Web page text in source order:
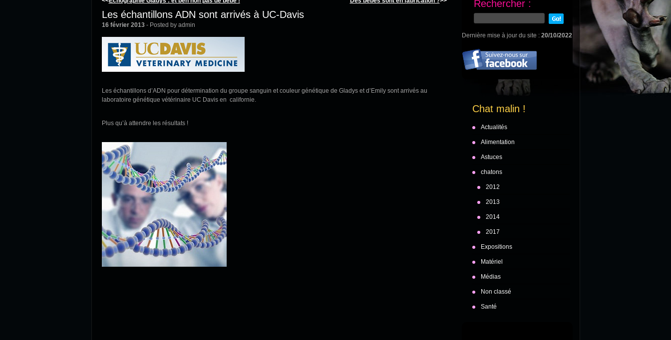
Les échantillons ADN sont arrivés à UC-Davis
16 février 2013- Posted by admin
Les échantillons d’ADN pour détermination du groupe sanguin et couleur génétique de Gladys et d’Emily sont arrivés au
laboratoire génétique vétérinaire UC Davis en californie.
Plus qu’à attendre les résultats !
Rechercher :
Dernière mise à jour du site : 20/10/2022
Chat malin !
Actualités
Alimentation
Astuces
chatons
2012
2013
2014
2017
Expositions
Matériel
Médias
Non classé
Santé